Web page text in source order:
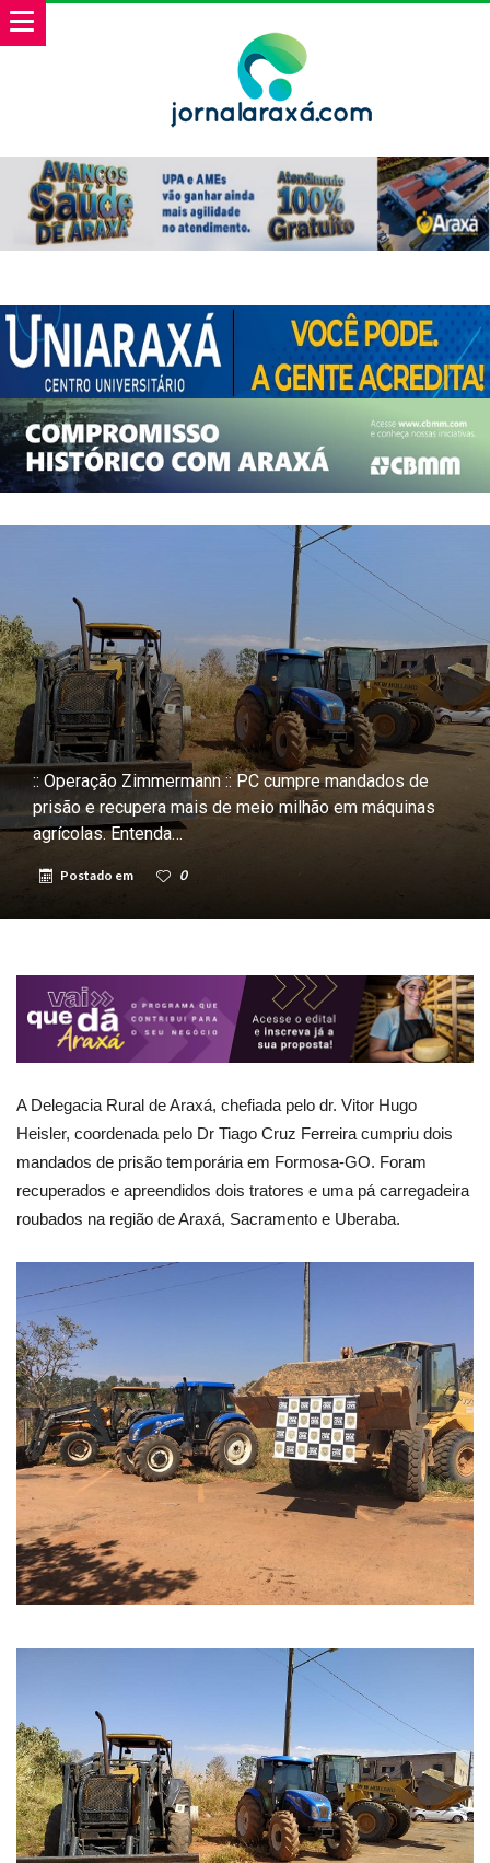
:: Operação Zimmermann :: PC cumpre mandados de
prisão e recupera mais de meio milhão em máquinas
agrícolas. Entenda…
Postado em 0
A Delegacia Rural de Araxá, chefiada pelo dr. Vitor Hugo
Heisler, coordenada pelo Dr Tiago Cruz Ferreira cumpriu dois
mandados de prisão temporária em Formosa-GO. Foram
recuperados e apreendidos dois tratores e uma pá carregadeira
roubados na região de Araxá, Sacramento e Uberaba.